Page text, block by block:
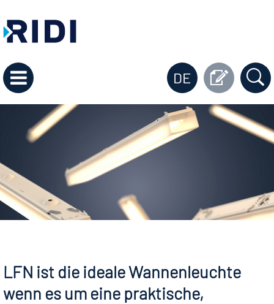
DE
LFN ist die ideale Wannenleuchte
wenn es um eine praktische,